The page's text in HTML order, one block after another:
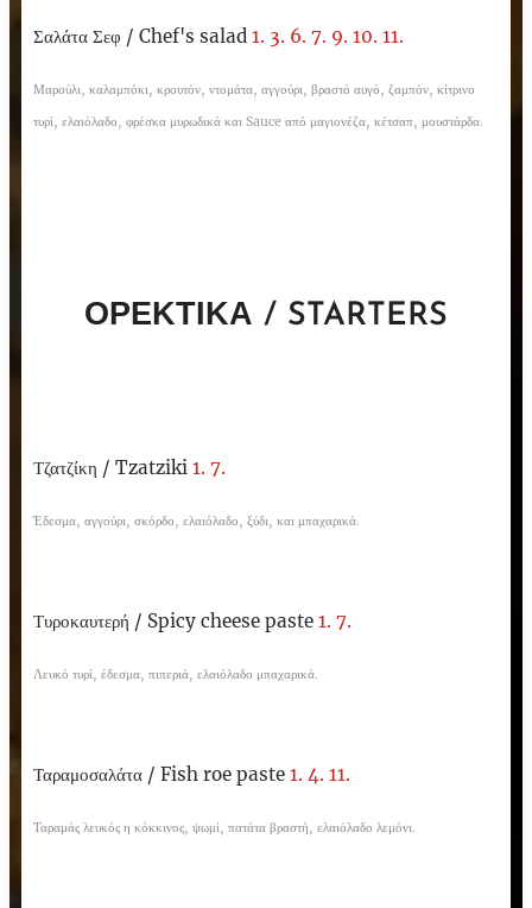
Σαλάτα Σεφ / Chef's salad 1. 3. 6. 7. 9. 10. 11.
Μαρούλι, καλαμπόκι, κρουτόν, ντομάτα, αγγούρι, βραστό αυγό, ζαμπόν, κίτρινο
τυρί, ελαιόλαδο, φρέσκα μυρωδικά και Sauce από μαγιονέζα, κέτσαπ, μουστάρδα.
ΟΡΕΚΤΙΚΑ / STARTERS
Τζατζίκη / Tzatziki 1. 7.
Έδεσμα, αγγούρι, σκόρδο, ελαιόλαδο, ξύδι, και μπαχαρικά.
Τυροκαυτερή / Spicy cheese paste 1. 7.
Λευκό τυρί, έδεσμα, πιπεριά, ελαιόλαδο μπαχαρικά.
Ταραμοσαλάτα / Fish roe paste 1. 4. 11.
Ταραμάς λευκός η κόκκινος, ψωμί, πατάτα βραστή, ελαιόλαδο λεμόνι.